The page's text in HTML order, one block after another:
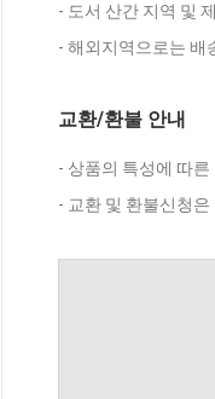
- 도서 산간 지역 및
- 해외지역으로는 배
교환/환불 안내
- 상품의 특성에 따
- 교환 및 환불신청